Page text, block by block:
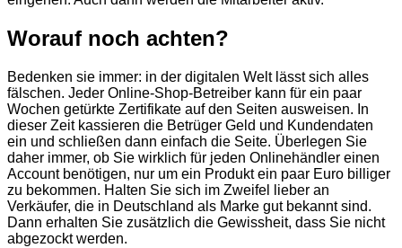
Worauf noch achten?
Bedenken sie immer: in der digitalen Welt lässt sich alles
fälschen. Jeder Online-Shop-Betreiber kann für ein paar
Wochen getürkte Zertifikate auf den Seiten ausweisen. In
dieser Zeit kassieren die Betrüger Geld und Kundendaten
ein und schließen dann einfach die Seite. Überlegen Sie
daher immer, ob Sie wirklich für jeden Onlinehändler einen
Account benötigen, nur um ein Produkt ein paar Euro billiger
zu bekommen. Halten Sie sich im Zweifel lieber an
Verkäufer, die in Deutschland als Marke gut bekannt sind.
Dann erhalten Sie zusätzlich die Gewissheit, dass Sie nicht
abgezockt werden.